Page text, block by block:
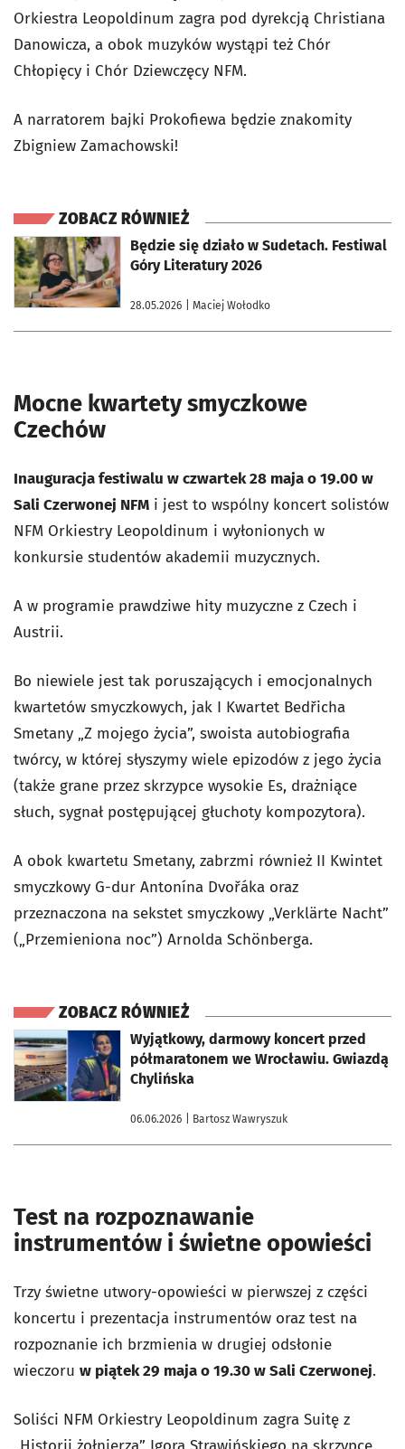
Orkiestra Leopoldinum zagra pod dyrekcją Christiana
Danowicza, a obok muzyków wystąpi też Chór
Chłopięcy i Chór Dziewczęcy NFM.
A narratorem bajki Prokofiewa będzie znakomity
Zbigniew Zamachowski!
ZOBACZ RÓWNIEŻ
Będzie się działo w Sudetach. Festiwal
Góry Literatury 2026
28.05.2026 | Maciej Wołodko
otworzy się w nowej karcie
Mocne kwartety smyczkowe
Czechów
Inauguracja festiwalu w czwartek 28 maja o 19.00 w
Sali Czerwonej NFM i jest to wspólny koncert solistów
NFM Orkiestry Leopoldinum i wyłonionych w
konkursie studentów akademii muzycznych.
A w programie prawdziwe hity muzyczne z Czech i
Austrii.
Bo niewiele jest tak poruszających i emocjonalnych
kwartetów smyczkowych, jak I Kwartet Bedřicha
Smetany „Z mojego życia”, swoista autobiografia
twórcy, w której słyszymy wiele epizodów z jego życia
(także grane przez skrzypce wysokie Es, drażniące
słuch, sygnał postępującej głuchoty kompozytora).
A obok kwartetu Smetany, zabrzmi również II Kwintet
smyczkowy G-dur Antonína Dvořáka oraz
przeznaczona na sekstet smyczkowy „Verklärte Nacht”
(„Przemieniona noc”) Arnolda Schönberga.
ZOBACZ RÓWNIEŻ
Wyjątkowy, darmowy koncert przed
półmaratonem we Wrocławiu. Gwiazdą
Chylińska
06.06.2026 | Bartosz Wawryszuk
otworzy się w nowej karcie
Test na rozpoznawanie
instrumentów i świetne opowieści
Trzy świetne utwory-opowieści w pierwszej z części
koncertu i prezentacja instrumentów oraz test na
rozpoznanie ich brzmienia w drugiej odsłonie
wieczoru w piątek 29 maja o 19.30 w Sali Czerwonej.
Soliści NFM Orkiestry Leopoldinum zagra Suitę z